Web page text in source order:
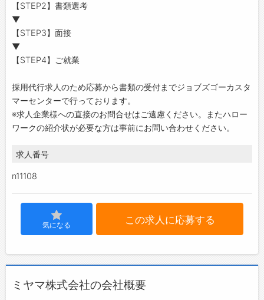
【STEP2】書類選考
▼
【STEP3】面接
▼
【STEP4】ご就業
採用代行求人のため応募から書類の受付までジョブズゴーカスタ
マーセンターで行っております。
※求人企業様への直接のお問合せはご遠慮ください。またハロー
ワークの紹介状が必要な方は事前にお問い合わせください。
求人番号
n11108
気になる この求人に応募する
ミヤマ株式会社の会社概要